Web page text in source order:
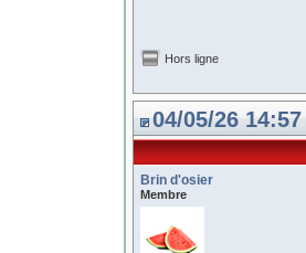
Hors ligne
04/05/26 14:57
Brin d'osier
Membre